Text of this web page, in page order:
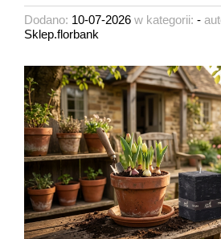
Dodano: 10-07-2026 w kategorii: -
Sklep.florbank